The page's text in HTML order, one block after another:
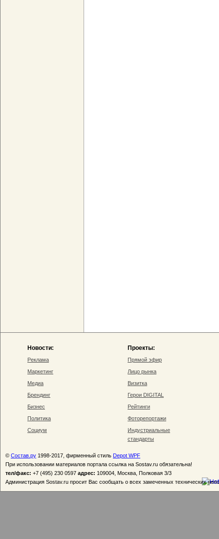
Новости:
Реклама
Маркетинг
Медиа
Брендинг
Бизнес
Политика
Социум
Проекты:
Прямой эфир
Лицо рынка
Визитка
Герои DIGITAL
Рейтинги
Фоторепортажи
Индустриальные
стандарты
© Состав.ру 1998-2017, фирменный стиль Depot WPF
При использовании материалов портала ссылка на Sostav.ru обязательна!
тел/факс: +7 (495) 230 0597 адрес: 109004, Москва, Полковая 3/3
Администрация Sostav.ru просит Вас сообщать о всех замеченных технических